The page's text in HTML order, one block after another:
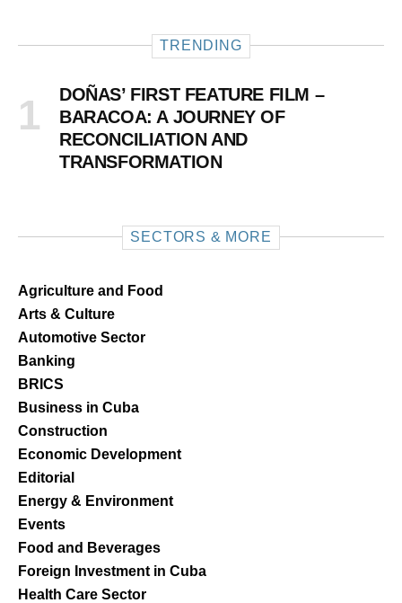
TRENDING
DOÑAS’ FIRST FEATURE FILM –
BARACOA: A JOURNEY OF
RECONCILIATION AND
TRANSFORMATION
SECTORS & MORE
Agriculture and Food
Arts & Culture
Automotive Sector
Banking
BRICS
Business in Cuba
Construction
Economic Development
Editorial
Energy & Environment
Events
Food and Beverages
Foreign Investment in Cuba
Health Care Sector